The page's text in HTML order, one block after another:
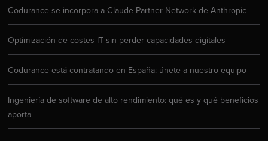
Codurance se incorpora a Claude Partner Network de Anthropic
Optimización de costes IT sin perder capacidades digitales
Codurance está contratando en España: únete a nuestro equipo
Ingeniería de software de alto rendimiento: qué es y qué beneficios
aporta